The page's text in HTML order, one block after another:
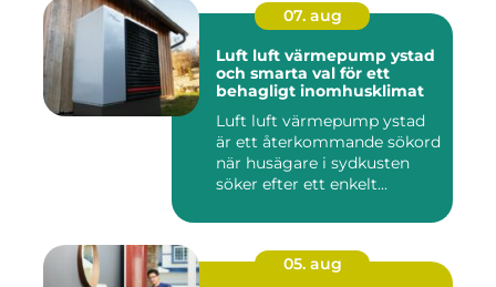
07. aug
Luft luft värmepump ystad
och smarta val för ett
behagligt inomhusklimat
Luft luft värmepump ystad
är ett återkommande sökord
när husägare i sydkusten
söker efter ett enkelt...
05. aug